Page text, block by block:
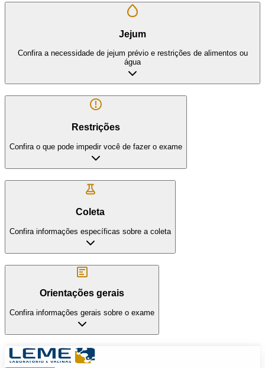
Jejum
Confira a necessidade de jejum prévio e restrições de alimentos ou
água
Restrições
Confira o que pode impedir você de fazer o exame
Coleta
Confira informações específicas sobre a coleta
Orientações gerais
Confira informações gerais sobre o exame